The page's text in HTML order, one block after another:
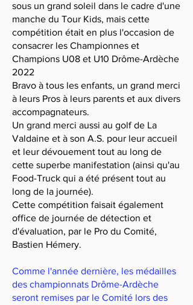
sous un grand soleil dans le cadre d'une
manche du Tour Kids, mais cette
compétition était en plus l'occasion de
consacrer les Championnes et
Champions U08 et U10 Drôme-Ardèche
2022
Bravo à tous les enfants, un grand merci
à leurs Pros à leurs parents et aux divers
accompagnateurs.
Un grand merci aussi au golf de La
Valdaine et à son A.S. pour leur accueil
et leur dévouement tout au long de
cette superbe manifestation (ainsi qu'au
Food-Truck qui a été présent tout au
long de la journée).
Cette compétition faisait également
office de journée de détection et
d'évaluation, par le Pro du Comité,
Bastien Hémery.
Comme l'année dernière, les médailles
des championnats Drôme-Ardèche
seront remises par le Comité lors des